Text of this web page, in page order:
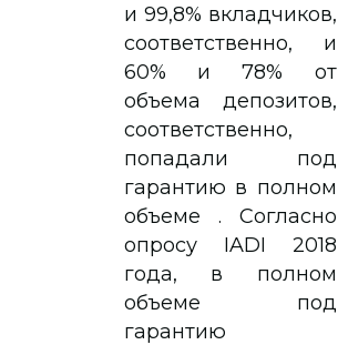
и 99,8% вкладчиков,
соответственно, и
60% и 78% от
объема депозитов,
соответственно,
попадали под
гарантию в полном
объеме . Согласно
опросу IADI 2018
года, в полном
объеме под
гарантию